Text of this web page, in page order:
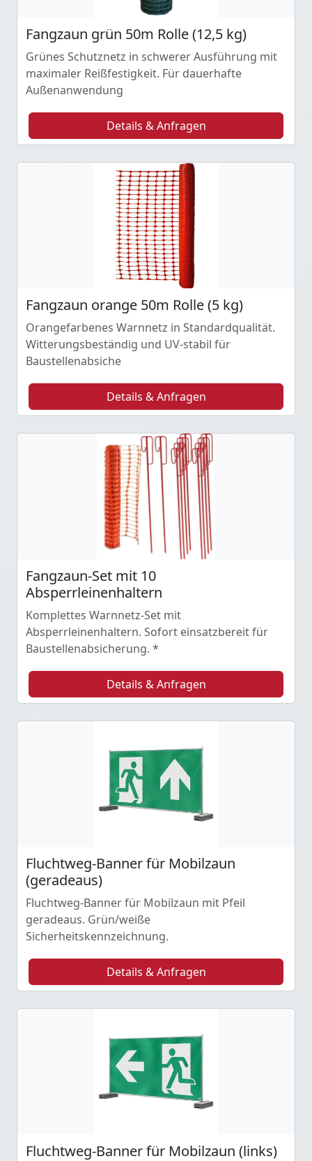
Fangzaun grün 50m Rolle (12,5 kg)
Grünes Schutznetz in schwerer Ausführung mit
maximaler Reißfestigkeit. Für dauerhafte
Außenanwendung
Details & Anfragen
Fangzaun orange 50m Rolle (5 kg)
Orangefarbenes Warnnetz in Standardqualität.
Witterungsbeständig und UV-stabil für
Baustellenabsiche
Details & Anfragen
Fangzaun-Set mit 10
Absperrleinenhaltern
Komplettes Warnnetz-Set mit
Absperrleinenhaltern. Sofort einsatzbereit für
Baustellenabsicherung. *
Details & Anfragen
Fluchtweg-Banner für Mobilzaun
(geradeaus)
Fluchtweg-Banner für Mobilzaun mit Pfeil
geradeaus. Grün/weiße
Sicherheitskennzeichnung.
Details & Anfragen
Fluchtweg-Banner für Mobilzaun (links)